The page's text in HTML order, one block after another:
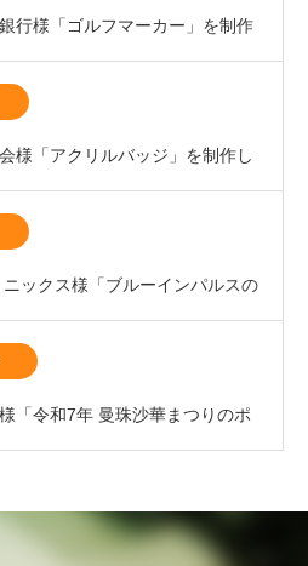
行様「ゴルフマーカー」を制作
様「アクリルバッジ」を制作し
ニックス様「ブルーインパルスの
「令和7年 曼珠沙華まつりのポ